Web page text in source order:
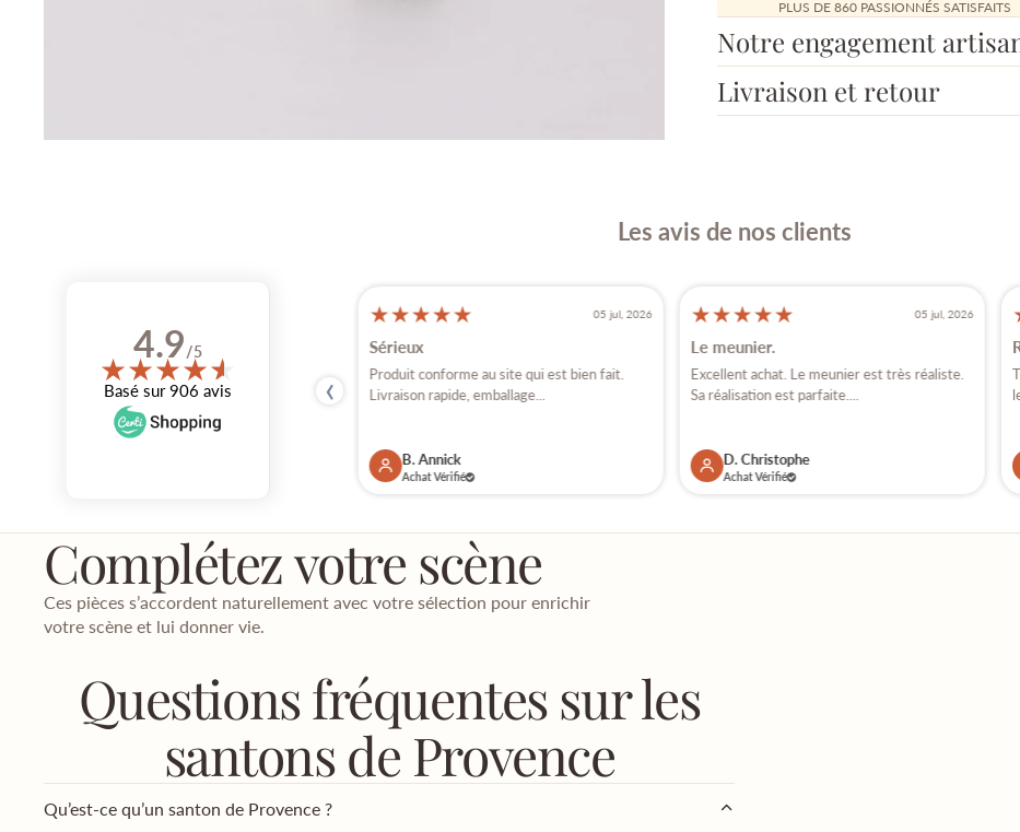
PLUS DE 860 PASSIONNÉS SATISFAITS
Notre engagement
Livraison et retour
Les avis de nos clients
4.9/5
★★★★★
★
Basé sur 906 avis ‹
Bonbour Comme d'habitude tout est parfait
et arrive sans encombré Mille...
★★★★★ 05 jul, 2026
Sérieux
Produit conforme au site qui est bien fait.
Livraison rapide, emballage...
B. Annick
Achat Vérifié
★★★★★ 05 jul, 2026
Le meunier.
Excellent achat. Le meunier est très réaliste.
Sa réalisation est parfaite....
D. Christophe
Achat Vérifié
Complétez votre scène
Ces pièces s’accordent naturellement avec votre sélection pour enrichir
votre scène et lui donner vie.
Questions fréquentes sur les
santons de Provence
Qu’est-ce qu’un santon de Provence ?